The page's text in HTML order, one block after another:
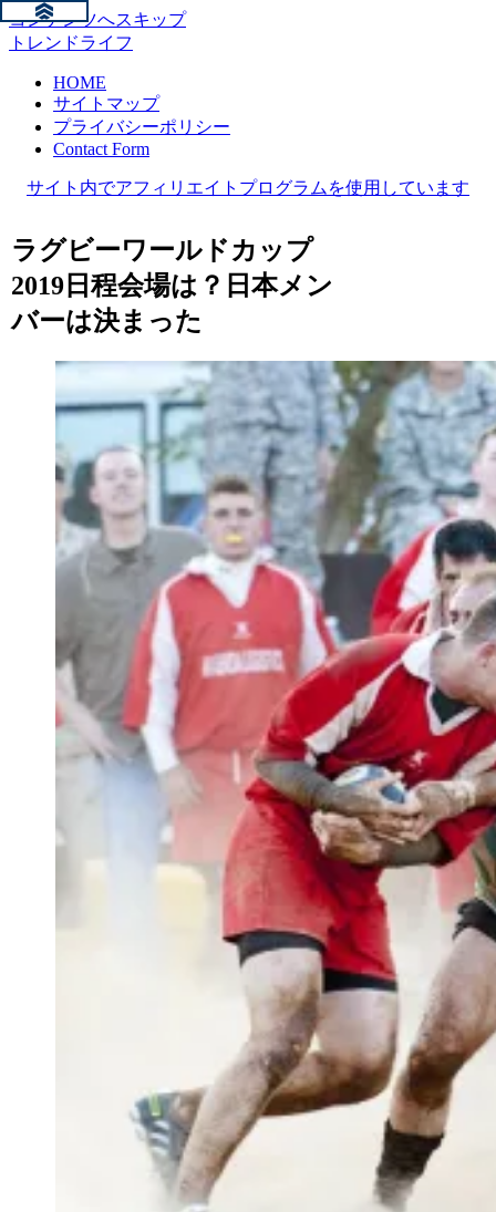
コンテンツへスキップ
トレンドライフ
HOME
サイトマップ
プライバシーポリシー
Contact Form
サイト内でアフィリエイトプログラムを使用しています
ラグビーワールドカップ
2019日程会場は？日本メン
バーは決まった